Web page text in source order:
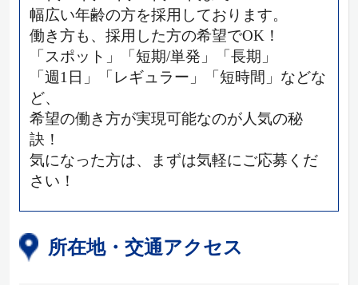
幅広い年齢の方を採用しております。
働き方も、採用した方の希望でOK！
「スポット」「短期/単発」「長期」
「週1日」「レギュラー」「短時間」などな
ど、
希望の働き方が実現可能なのが人気の秘
訣！
気になった方は、まずは気軽にご応募くだ
さい！
所在地・交通アクセス